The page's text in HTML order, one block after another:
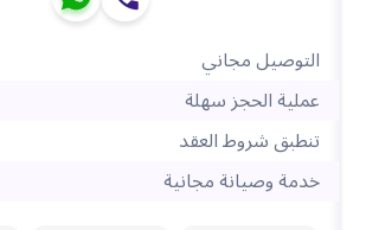
التوصيل مجاني
عملية الحجز سهلة
تنطبق شروط العقد
خدمة وصيانة مجانية